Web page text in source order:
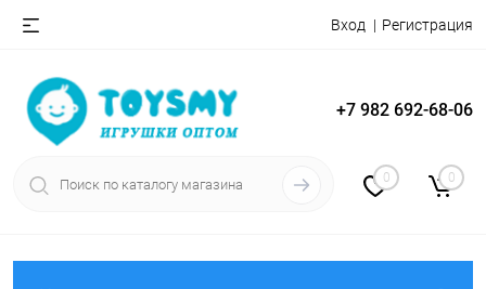
Вход Регистрация
+7 982 692-68-06
0 0